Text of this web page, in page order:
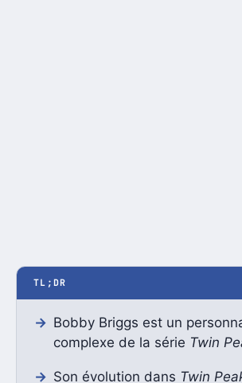
TL;DR
Bobby Briggs est un
complexe de la série Twin
Son évolution dans Twin